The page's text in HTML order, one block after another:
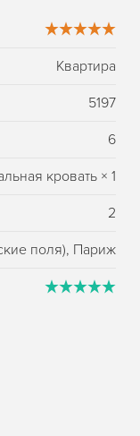
Квартира
5197
6
кровать ×1
2
поля), Париж